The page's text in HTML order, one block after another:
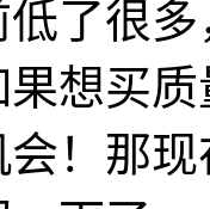
了很
想买
！那